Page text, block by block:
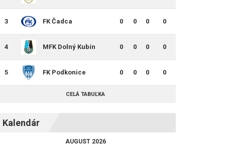
3 FK Čadca 0 0 0 0
4 MFK Dolný Kubín 0 0 0 0
5 FK Podkonice 0 0 0 0
CELÁ TABUĽKA
Kalendár
AUGUST 2026